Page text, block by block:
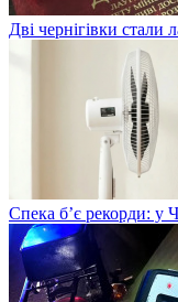
Дві чернігівки стали
Спека б’є рекорди: у